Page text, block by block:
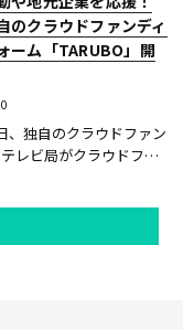
のクラウドファンディ
ーム「TARUBO」開
、独自のクラウドファン
レビ局がクラウドファ